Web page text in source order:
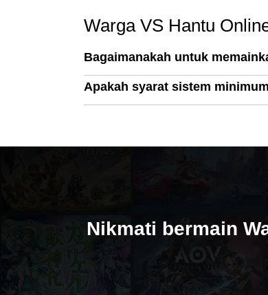
Warga VS Hantu
Bagaimanakah untuk
Apakah syarat sistem
Nikmati bermain